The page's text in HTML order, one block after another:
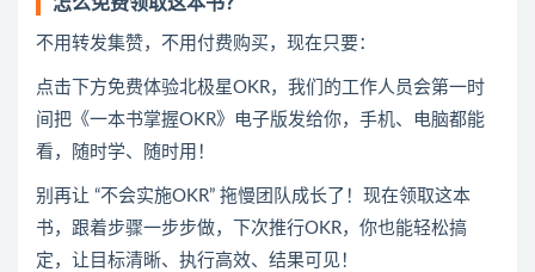
不用转发集赞，不用付费购买，现在只要：
点击下方免费体验北极星OKR​， 我们的工作人员会第一时
间把《一本书掌握OKR》电子版发给你，手机、电脑都能
看，随时学、随时用！
别再让 “不会实施OKR” 拖慢团队成长了！现在领取这本
书，跟着步骤一步步做，下次推行OKR，你也能轻松搞
定，让目标清晰、执行高效、结果可见！